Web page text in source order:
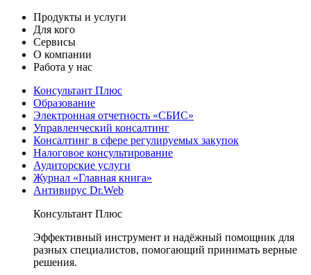
Продукты и услуги
Для кого
Сервисы
О компании
Работа у нас
Консультант Плюс
Образование
Электронная отчетность «СБИС»
Управленческий консалтинг
Консалтинг в сфере регулируемых закупок
Налоговое консультирование
Аудиторские услуги
Журнал «Главная книга»
Антивирус Dr.Web
Консультант Плюс
Эффективный инструмент и надёжный помощник для
разных специалистов, помогающий принимать верные
решения.